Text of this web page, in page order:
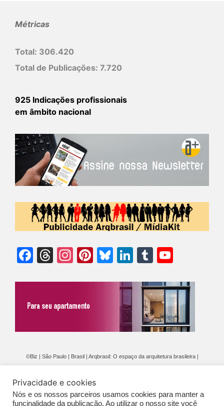
Métricas
Total: 306.420
Total de Publicações: 7.720
925 Indicações profissionais
em âmbito nacional
Facebook
Threads
Instagram
Pinterest
Bluesky
LinkedIn
Tumblr
©Biz | São Paulo | Brasil | Arqbrasil: O espaço da arquitetura brasileira |
GERAIS DE PUBLICAÇÃO (CGP
Privacidade e cookies
Nós e os nossos parceiros usamos cookies para manter a
funcinalidade da publicação. Ao utilizar o nosso site você